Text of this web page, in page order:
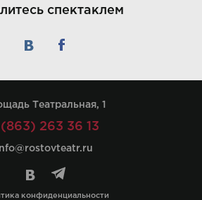
спектаклем
Театральная, 1
263 36 13
конфиденциальности